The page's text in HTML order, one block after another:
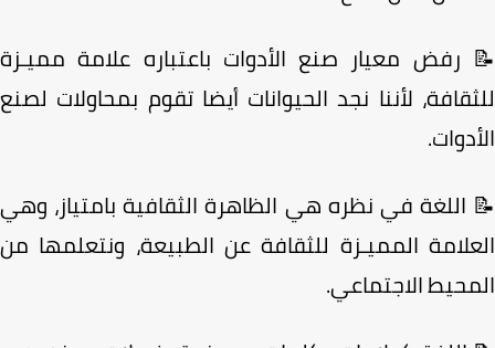
معيار صنع الأدوات باعتباره علامة مميـزة
لأننا نجد الحيوانات أيضا تقوم بمحاولات لصنع
في نظره هي الظاهرة الثقافية بامتياز، وهي
المميـزة للثقافة عن الطبيعة، ونتعلمها من
الاجتماعي.